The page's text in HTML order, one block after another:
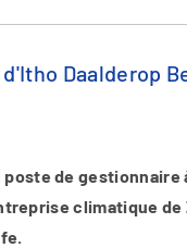
Daalderop
de gestionnaire
climatique